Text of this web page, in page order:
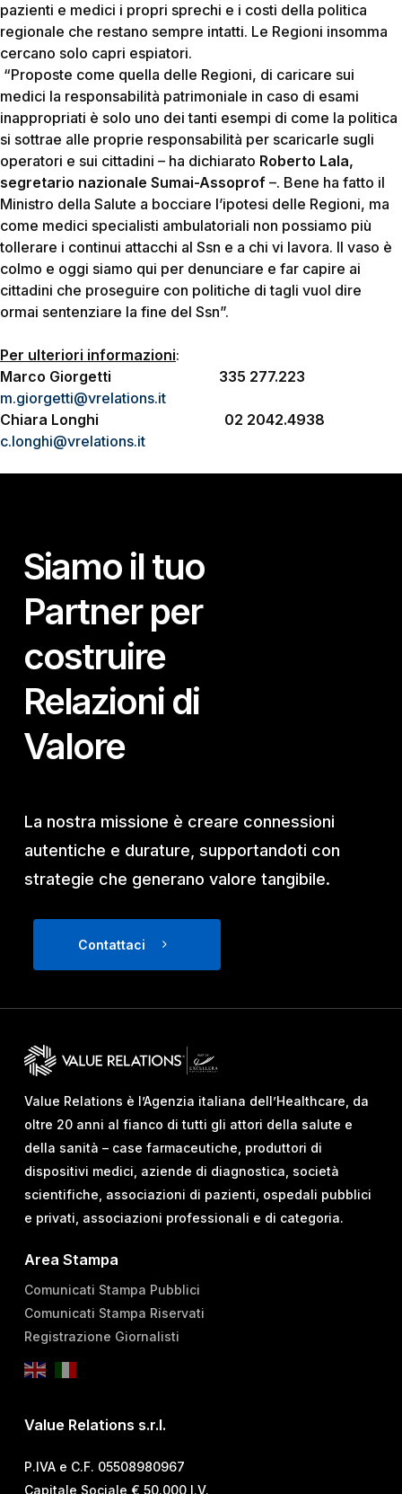
pazienti e medici i propri sprechi e i costi della politica
regionale che restano sempre intatti. Le Regioni insomma
cercano solo capri espiatori.
“Proposte come quella delle Regioni, di caricare sui
medici la responsabilità patrimoniale in caso di esami
inappropriati è solo uno dei tanti esempi di come la politica
si sottrae alle proprie responsabilità per scaricarle sugli
operatori e sui cittadini – ha dichiarato Roberto Lala,
segretario nazionale Sumai-Assoprof –. Bene ha fatto il
Ministro della Salute a bocciare l’ipotesi delle Regioni, ma
come medici specialisti ambulatoriali non possiamo più
tollerare i continui attacchi al Ssn e a chi vi lavora. Il vaso è
colmo e oggi siamo qui per denunciare e far capire ai
cittadini che proseguire con politiche di tagli vuol dire
ormai sentenziare la fine del Ssn”.
Per ulteriori informazioni:
Marco Giorgetti 335 277.223
m.giorgetti@vrelations.it
Chiara Longhi 02 2042.4938
c.longhi@vrelations.it
Siamo il tuo
Partner per
costruire
Relazioni di
Valore
La nostra missione è creare connessioni
autentiche e durature, supportandoti con
strategie che generano valore tangibile.
Contattaci
Value Relations è l’Agenzia italiana dell’Healthcare, da
oltre 20 anni al fianco di tutti gli attori della salute e
della sanità – case farmaceutiche, produttori di
dispositivi medici, aziende di diagnostica, società
scientifiche, associazioni di pazienti, ospedali pubblici
e privati, associazioni professionali e di categoria.
Area Stampa
Comunicati Stampa Pubblici
Comunicati Stampa Riservati
Registrazione Giornalisti
Value Relations s.r.l.
P.IVA e C.F. 05508980967
Capitale Sociale € 50.000 I.V.